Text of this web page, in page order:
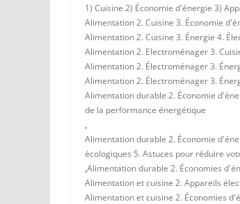
1) Cuisine 2) Économie d'énergie 3)
Alimentation 2. Cuisine 3. Économie
Alimentation 2. Cuisine 3. Énergie 4.
Alimentation 2. Electroménager 3.
Alimentation 2. Électroménager 3.
Alimentation 2. Électroménager 3.
Alimentation durable 2. Économie
de la performance énergétique
,
Alimentation durable 2. Économie
écologiques 5. Astuces pour réduire
,Alimentation durable 2. Économies
Alimentation et cuisine 2. Appareils
Alimentation et cuisine 2. Économies